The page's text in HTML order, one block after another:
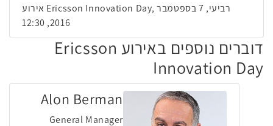
אירוע Ericsson Innovation Day, רביעי, 7 בספטמבר
2016, 12:30
דוברים נוספים באירוע Ericsson
Innovation Day
Alon Berman
General Manager